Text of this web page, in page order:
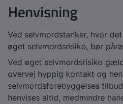
Henvisning
Ved selvmordstanker, hvor
øget selvmordsrisiko, bør
Ved øget selvmordsrisiko
overvej hyppig kontakt og
selvmordsforebyggelses
henvises altid, medmindre